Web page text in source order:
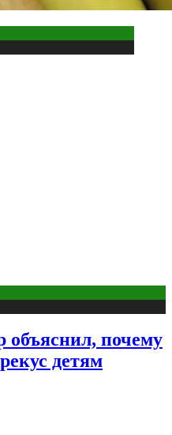
объяснил, почему
детям